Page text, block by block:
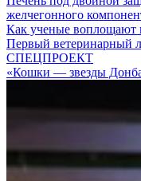
желчегонного
Как ученые воплощают
Первый ветеринарный
СПЕЦПРОЕКТ
«Кошки — звезды